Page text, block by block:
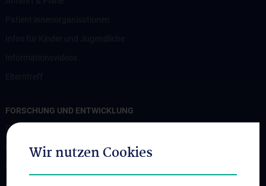
FORSCHUNG UND ENTWICKLUNG
CCP Starter Grant
CCP Next Generation
Wir nutzen Cookies